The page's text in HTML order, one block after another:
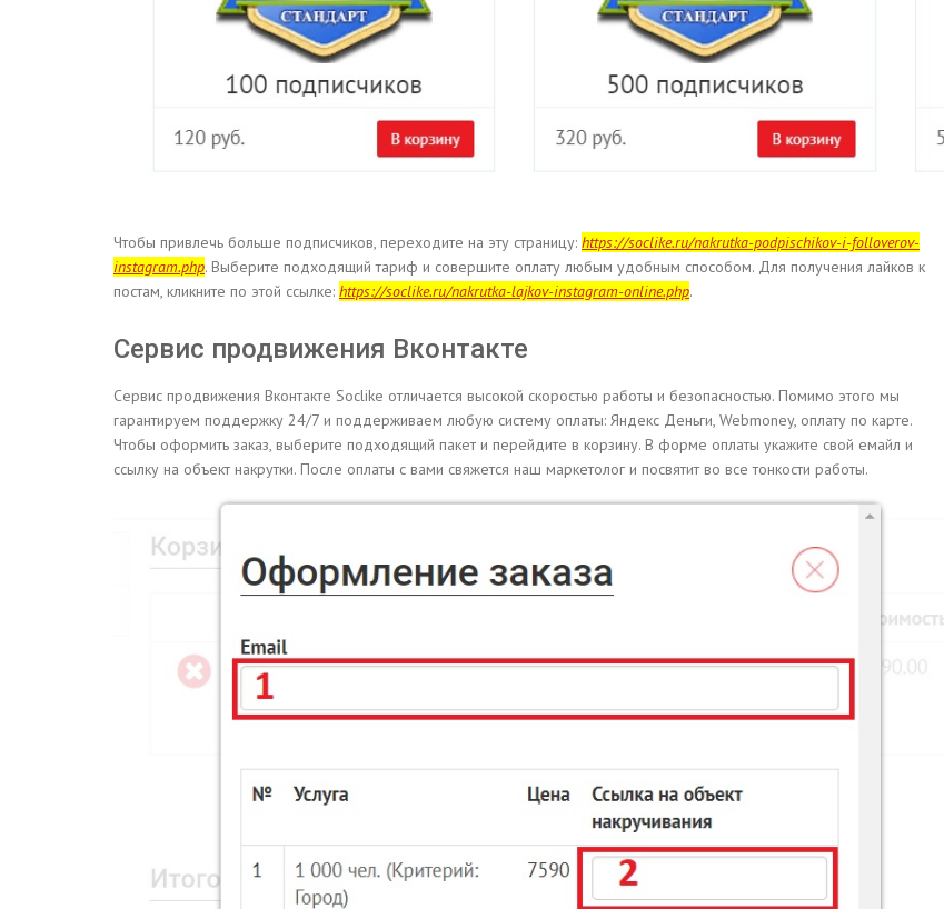
Чтобы привлечь больше подписчиков, переходите на эту страницу: https://soclike.ru/nakrutka-podpischikov-i-folloverov-
instagram.php. Выберите подходящий тариф и совершите оплату любым удобным способом. Для получения лайков к
постам, кликните по этой ссылке: https://soclike.ru/nakrutka-lajkov-instagram-online.php.
Сервис продвижения Вконтакте
Сервис продвижения Вконтакте Soclike отличается высокой скоростью работы и безопасностью. Помимо этого мы
гарантируем поддержку 24/7 и поддерживаем любую систему оплаты: Яндекс Деньги, Webmoney, оплату по карте.
Чтобы оформить заказ, выберите подходящий пакет и перейдите в корзину. В форме оплаты укажите свой емайл и
ссылку на объект накрутки. После оплаты с вами свяжется наш маркетолог и посвятит во все тонкости работы.